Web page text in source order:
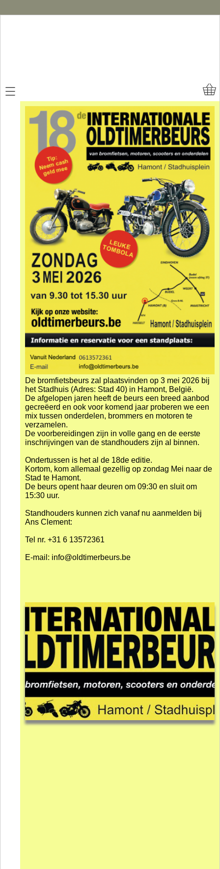
Bezoekers
Standhouders
Organisatie
Contact
Online Inschrijven
Sponsoren
De bromfietsbeurs zal plaatsvinden op 3 mei 2026 bij
het Stadhuis (Adres: Stad 40) in Hamont, België.
De afgelopen jaren heeft de beurs een breed aanbod
gecreëerd en ook voor komend jaar proberen we een
mix tussen onderdelen, brommers en motoren te
verzamelen.
De voorbereidingen zijn in volle gang en de eerste
inschrijvingen van de standhouders zijn al binnen.
Ondertussen is het al de 18de editie.
Kortom, kom allemaal gezellig op zondag Mei naar de
Stad te Hamont.
De beurs opent haar deuren om 09:30 en sluit om
15:30 uur.
Standhouders kunnen zich vanaf nu aanmelden bij
Ans Clement:
Tel nr. +31 6 13572361
E-mail: info@oldtimerbeurs.be